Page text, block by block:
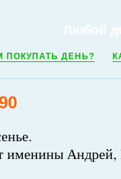
ПОКУПАТЬ ДЕНЬ?
именины Андрей,